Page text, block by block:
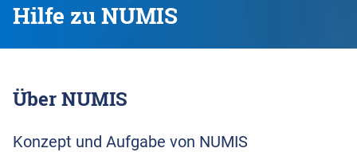
Hilfe zu NUMIS
Über NUMIS
Konzept und Aufgabe von NUMIS